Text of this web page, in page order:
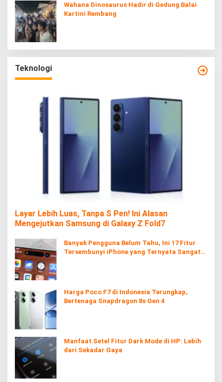
Wahana Dinosaurus Hadir di Gedung Balai
Kartini Rembang
Teknologi
Layar Lebih Luas, Tanpa S Pen! Ini Alasan
Mengejutkan Samsung di Galaxy Z Fold7
Banyak Pengguna Belum Tahu, Ini 17 Fitur
Tersembunyi iPhone yang Ternyata Sangat
Harga Poco F7 di Indonesia Terungkap,
Bertenaga Snapdragon 8s Gen 4
Manfaat Setel Fitur Dark Mode di HP: Lebih
dari Sekadar Gaya